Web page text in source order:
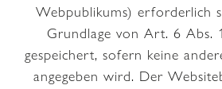
Webpublikums) erforderlich
Grundlage von Art. 6 Abs.
gespeichert, sofern keine
angegeben wird. Der